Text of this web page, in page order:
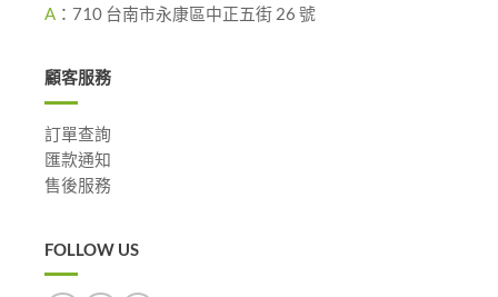
A ： 710 台南市永康區中正五街 26 號
顧客服務
訂單查詢
匯款通知
售後服務
FOLLOW US